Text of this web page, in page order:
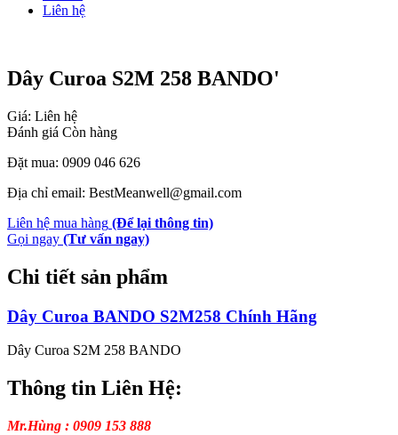
Liên hệ
Dây Curoa S2M 258 BANDO'
Giá: Liên hệ
Đánh giá Còn hàng
Đặt mua: 0909 046 626
Địa chỉ email: BestMeanwell@gmail.com
Liên hệ mua hàng (Để lại thông tin)
Gọi ngay (Tư vấn ngay)
Chi tiết sản phẩm
Dây Curoa BANDO S2M258 Chính Hãng
Dây Curoa S2M 258 BANDO
Thông tin Liên Hệ:
Mr.Hùng : 0909 153 888